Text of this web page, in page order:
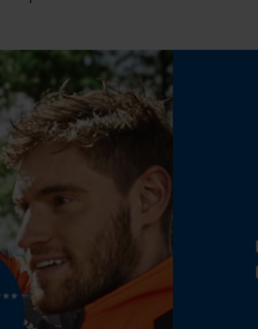
Vérifier linstallation de cookies
ID de session
Sauvegarder les préférences pour
traitement des données
Cookies statistiques
Econda Analytics